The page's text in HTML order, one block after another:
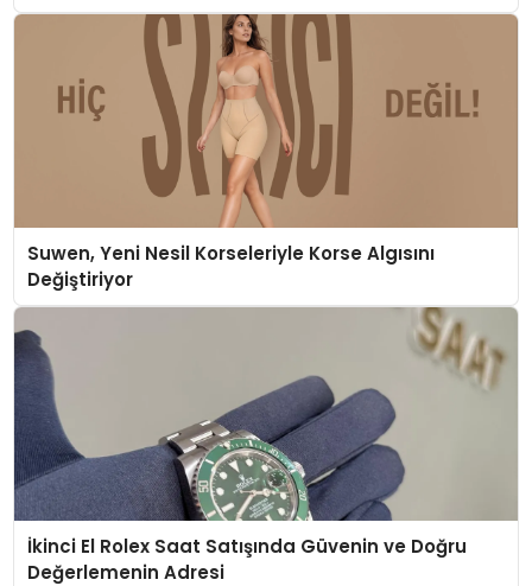
Suwen, Yeni Nesil Korseleriyle Korse Algısını
Değiştiriyor
İkinci El Rolex Saat Satışında Güvenin ve Doğru
Değerlemenin Adresi